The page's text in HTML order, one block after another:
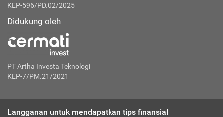
KEP-596/PD.02/2025
Didukung oleh
PT Artha Investa Teknologi
KEP-7/PM.21/2021
Langganan untuk mendapatkan tips finansial